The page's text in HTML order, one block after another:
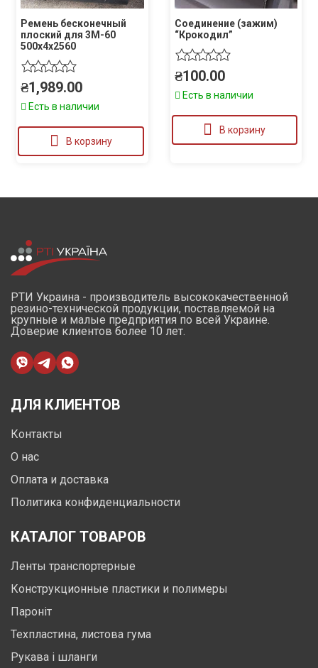
Ремень бесконечный
плоский для 3М-60
500х4х2560
₴1,989.00
Есть в наличии
В корзину
Соединение (зажим)
“Крокодил”
₴100.00
Есть в наличии
В корзину
РТИ Украина - производитель высококачественной
резино-технической продукции, поставляемой на
крупные и малые предприятия по всей Украине.
Доверие клиентов более 10 лет.
ДЛЯ КЛИЕНТОВ
Контакты
О нас
Оплата и доставка
Политика конфиденциальности
КАТАЛОГ ТОВАРОВ
Ленты транспортерные
Конструкционные пластики и полимеры
Пароніт
Техпластина, листова гума
Рукава і шланги